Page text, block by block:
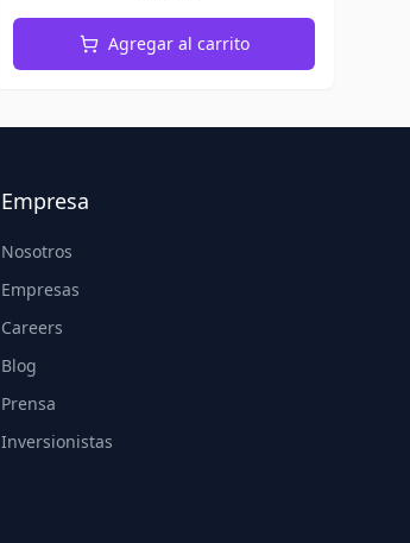
Agregar al carrito
Empresa
Nosotros
Empresas
Careers
Blog
Prensa
Inversionistas